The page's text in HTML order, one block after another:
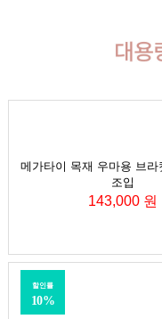
메가타이 목재 우마용 브라
조입
143,000 원
할인률
10%